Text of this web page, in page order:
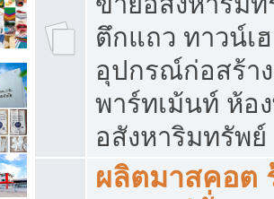
ตึกแถว ทาวน์เ
อุปกรณ์ก่อสร้า
พาร์ทเม้นท์ ห้อ
อสังหาริมทรัพ
ผลิตมาสคอต